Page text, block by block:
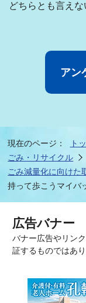
どちらとも言えな
現在のページ： ト
ごみ・リサイクル
ごみ減量化に向けた
持って歩こうマイバ
広告バナー
バナー広告やリン
証するものではあり